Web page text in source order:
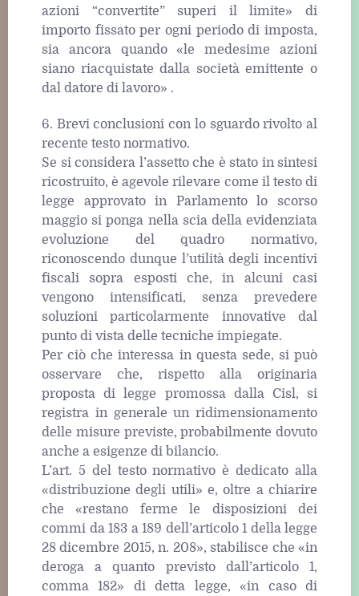
azioni “convertite” superi il limite» di
importo fissato per ogni periodo di imposta,
sia ancora quando «le medesime azioni
siano riacquistate dalla società emittente o
dal datore di lavoro» .
6. Brevi conclusioni con lo sguardo rivolto al
recente testo normativo.
Se si considera l’assetto che è stato in sintesi
ricostruito, è agevole rilevare come il testo di
legge approvato in Parlamento lo scorso
maggio si ponga nella scia della evidenziata
evoluzione del quadro normativo,
riconoscendo dunque l’utilità degli incentivi
fiscali sopra esposti che, in alcuni casi
vengono intensificati, senza prevedere
soluzioni particolarmente innovative dal
punto di vista delle tecniche impiegate.
Per ciò che interessa in questa sede, si può
osservare che, rispetto alla originaria
proposta di legge promossa dalla Cisl, si
registra in generale un ridimensionamento
delle misure previste, probabilmente dovuto
anche a esigenze di bilancio.
L’art. 5 del testo normativo è dedicato alla
«distribuzione degli utili» e, oltre a chiarire
che «restano ferme le disposizioni dei
commi da 183 a 189 dell’articolo 1 della legge
28 dicembre 2015, n. 208», stabilisce che «in
deroga a quanto previsto dall’articolo 1,
comma 182» di detta legge, «in caso di